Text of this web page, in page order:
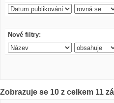
Nové filtry:
Zobrazuje se 10 z celkem 11